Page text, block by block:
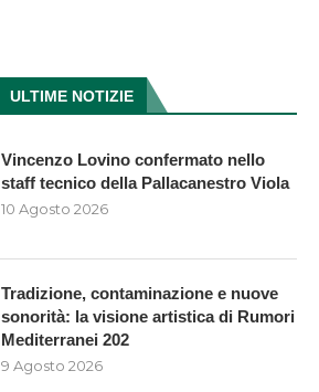
ULTIME NOTIZIE
Vincenzo Lovino confermato nello
staff tecnico della Pallacanestro Viola
10 Agosto 2026
Tradizione, contaminazione e nuove
sonorità: la visione artistica di Rumori
Mediterranei 202
9 Agosto 2026